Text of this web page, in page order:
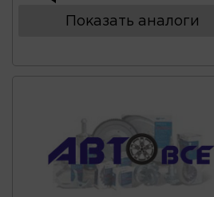
Показать аналоги